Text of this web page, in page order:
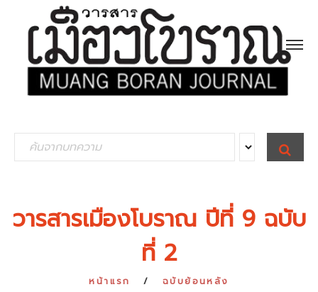
e
c
S
E
A
วารสารเมืองโบราณ ปีที่ 9 ฉบับ
ที่ 2
หน้าแรก ฉบับย้อนหลัง